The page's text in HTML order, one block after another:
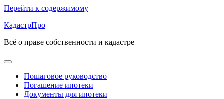
Перейти к содержимому
КадастрПро
Всё о праве собственности и кадастре
Пошаговое руководство
Погашение ипотеки
Документы для ипотеки